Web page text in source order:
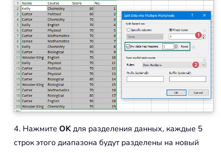
4. Нажмите OKдля разделения данных, каждые 5
строк этого диапазона будут разделены на новый